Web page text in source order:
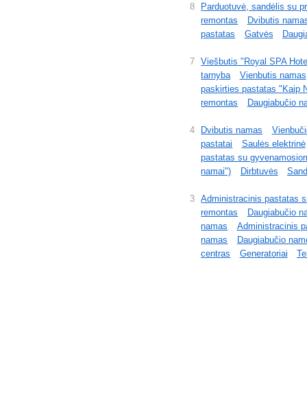
8
Parduotuvė, sandėlis su
remontas
Dvibutis
pastatas
Gatvės
7
Viešbutis "Royal SPA
tarnyba
Vienbutis namas
paskirties pastatas "Kaip
remontas
Daugiabučio
4 Dvibutis namas
pastatai
Saulės elektrinė
pastatas su
namai")
Dirbtuvės
3
Administracinis pastatas
remontas
Daugiabučio
namas
Administracinis
namas
Daugiabučio
centras
Generatoriai